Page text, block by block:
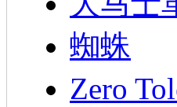
蜘蛛
Zero